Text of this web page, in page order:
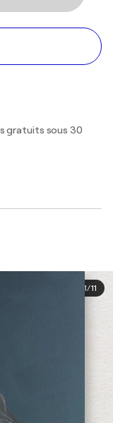
gratuits sous 30
1/11